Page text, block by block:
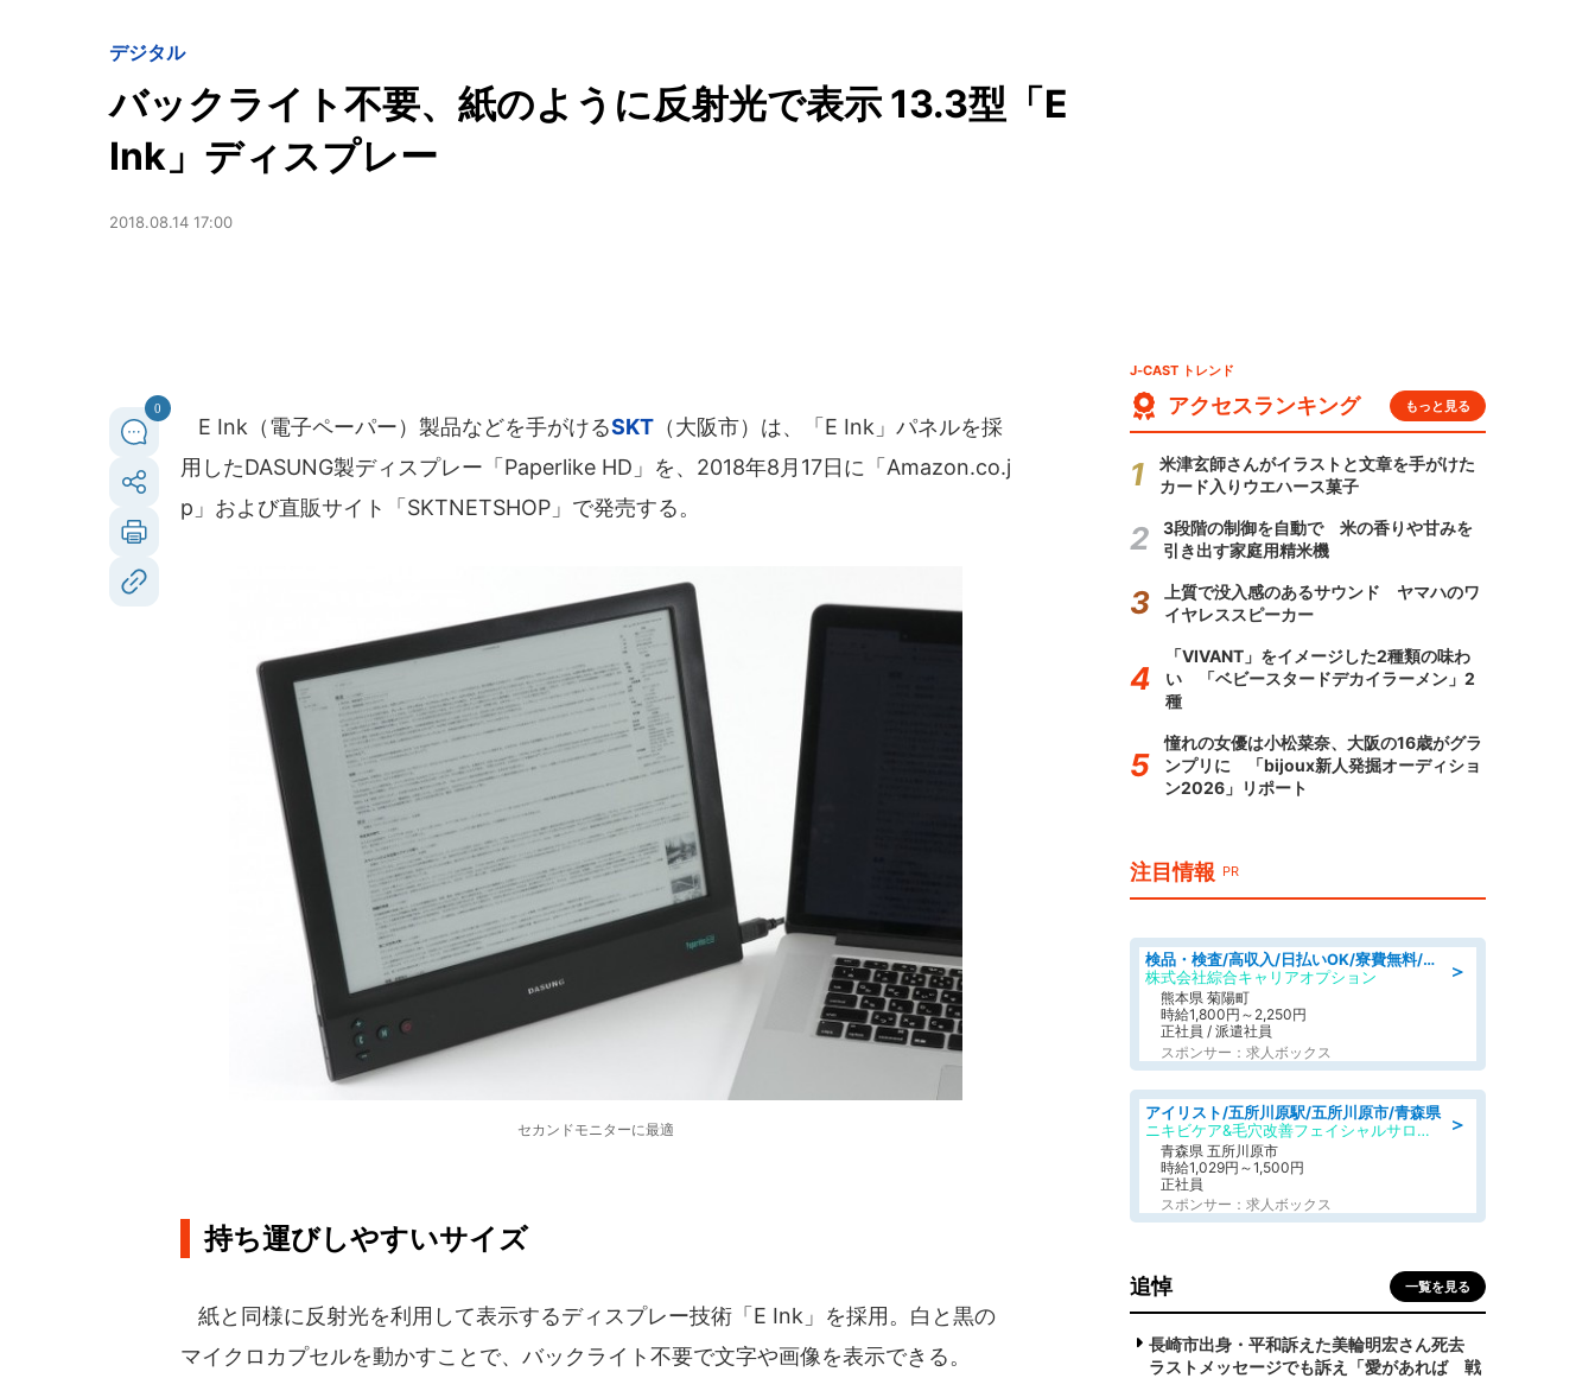
デジタル
バックライト不要、紙のように反射光で表示 13.3型「E
Ink」ディスプレー
2018.08.14 17:00
0
E Ink（電子ペーパー）製品などを手がけるSKT （大阪市）は、「E Ink」パネルを採
用したDASUNG製ディスプレー「Paperlike HD」を、2018年8月17日に「Amazon.co.j
p」および直販サイト「SKTNETSHOP」で発売する。
セカンドモニターに最適
持ち運びしやすいサイズ
紙と同様に反射光を利用して表示するディスプレー技術「E Ink」を採用。白と黒の
マイクロカプセルを動かすことで、バックライト不要で文字や画像を表示できる。
J-CAST トレンド
アクセスランキング もっと見る
米津玄師さんがイラストと文章を手がけた
カード入りウエハース菓子
3段階の制御を自動で 米の香りや甘みを
引き出す家庭用精米機
上質で没入感のあるサウンド ヤマハのワ
イヤレススピーカー
「VIVANT」をイメージした2種類の味わ
い 「ベビースタードデカイラーメン」2
種
憧れの女優は小松菜奈、大阪の16歳がグラ
ンプリに 「bijoux新人発掘オーディショ
ン2026」リポート
注目情報 PR
＞
検品・検査/高収入/日払いOK/寮費無料/日勤/20・30・40代活躍中
株式会社綜合キャリアオプション
熊本県 菊陽町
時給1,800円～2,250円
正社員 / 派遣社員
スポンサー：求人ボックス
＞
アイリスト/五所川原駅/五所川原市/青森県
ニキビケア&毛穴改善フェイシャルサロン BELDAD
青森県 五所川原市
時給1,029円～1,500円
正社員
スポンサー：求人ボックス
追悼 一覧を見る
長崎市出身・平和訴えた美輪明宏さん死去
ラストメッセージでも訴え「愛があれば 戦